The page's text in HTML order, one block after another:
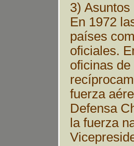
3)
En 1972
países
oficiales.
oficinas
fuerza
Defensa
la fuerza